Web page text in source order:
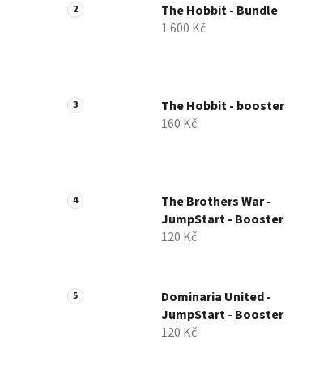
n
n
e
The Hobbit - Bundle
1 600 Kč
The Hobbit - booster
160 Kč
The Brothers War -
JumpStart - Booster
120 Kč
Dominaria United -
JumpStart - Booster
120 Kč